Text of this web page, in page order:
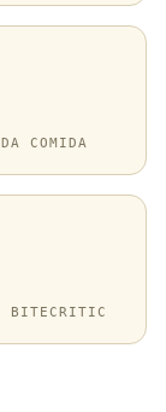
COMIDA
BITECRITIC